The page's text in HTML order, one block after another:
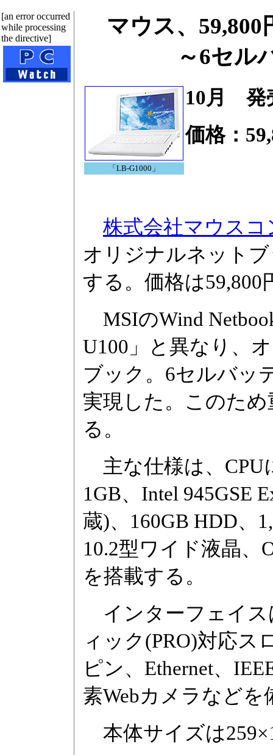
[an error occurred
while processing
the directive]
マウス、
～6セル
「LB-G1000」
10月 発
価格：
株式会社マウス
オリジナルネット
する。価格は59,800
MSIのWind
U100」と異なり、
ブック。6セルバッ
実現した。このた
る。
主な仕様は、CPU
1GB、Intel 945GSE
蔵)、160GB HDD、
10.2型ワイド液晶、
を搭載する。
インターフェイス
ィック(PRO)対応ス
ピン、Ethernet、
素Webカメラなどを
本体サイズは